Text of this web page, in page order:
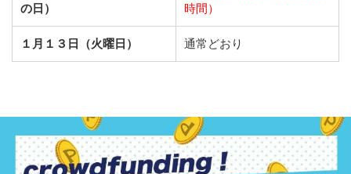
の日）
時間）
１月１３日（火曜日） 通常どおり